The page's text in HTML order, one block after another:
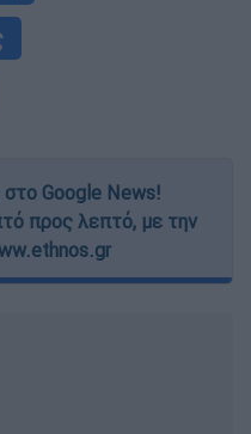
Google News!
προς λεπτό, με την